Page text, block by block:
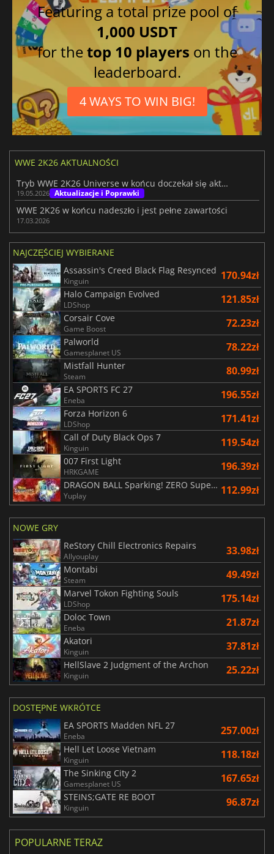
Featuring a total prize pool of
1,000 USDT
for thetop 10 players on the
leaderboard.
4 WAYS TO WIN BIG!
WWE 2K26 AKTUALNOŚCI
Tryb WWE 2K26 Universe w końcu doczekał się aktualizacji 1.10
19.05.2026 Aktualizacje i Poprawki
WWE 2K26 w końcu nadeszło i jest pełne zawartości
17.03.2026
NAJCZĘŚCIEJ WYBIERANE
Assassin's Creed Black Flag Resynced
Kinguin 170.94zł
Halo Campaign Evolved
LDShop 121.85zł
Corsair Cove
Game Boost 72.23zł
Palworld
Gamesplanet US 78.22zł
Mistfall Hunter
Steam 80.99zł
EA SPORTS FC 27
Eneba 196.55zł
Forza Horizon 6
LDShop 171.41zł
Call of Duty Black Ops 7
Kinguin 119.54zł
007 First Light
HRKGAME 196.39zł
DRAGON BALL Sparking! ZERO Super Limit Breaking NEO
Yuplay 112.99zł
NOWE GRY
ReStory Chill Electronics Repairs
Allyouplay 33.98zł
Montabi
Steam 49.49zł
Marvel Tokon Fighting Souls
LDShop 175.14zł
Doloc Town
Eneba 21.87zł
Akatori
Kinguin 37.81zł
HellSlave 2 Judgment of the Archon
Kinguin 25.22zł
DOSTĘPNE WKRÓTCE
EA SPORTS Madden NFL 27
Eneba 257.00zł
Hell Let Loose Vietnam
Kinguin 118.18zł
The Sinking City 2
Gamesplanet US 167.65zł
STEINS;GATE RE BOOT
Kinguin 96.87zł
POPULARNE TERAZ